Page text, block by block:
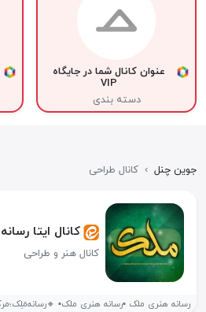
عنوان کانال شما در جایگاه
VIP
دسته بندی
جوین چنل › کانال طراحی
کانال ایتا
کانال هنر و طراحی
رسانه هنری ملک ▪️رسانه هنری ملک▪️